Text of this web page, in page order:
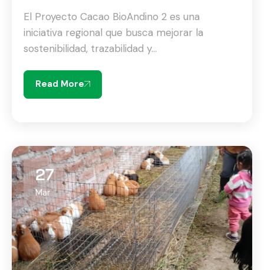
El Proyecto Cacao BioAndino 2 es una
iniciativa regional que busca mejorar la
sostenibilidad, trazabilidad y...
Read More
27
Mar